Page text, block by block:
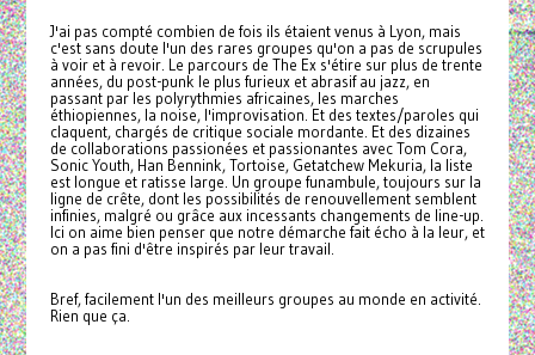
J'ai pas compté combien de fois ils étaient venus à Lyon, mais
c'est sans doute l'un des rares groupes qu'on a pas de scrupules
à voir et à revoir. Le parcours de The Ex s'étire sur plus de trente
années, du post-punk le plus furieux et abrasif au jazz, en
passant par les polyrythmies africaines, les marches
éthiopiennes, la noise, l'improvisation. Et des textes/paroles qui
claquent, chargés de critique sociale mordante. Et des dizaines
de collaborations passionées et passionantes avec Tom Cora,
Sonic Youth, Han Bennink, Tortoise, Getatchew Mekuria, la liste
est longue et ratisse large. Un groupe funambule, toujours sur la
ligne de crête, dont les possibilités de renouvellement semblent
infinies, malgré ou grâce aux incessants changements de line-up.
Ici on aime bien penser que notre démarche fait écho à la leur, et
on a pas fini d'être inspirés par leur travail.
Bref, facilement l'un des meilleurs groupes au monde en activité.
Rien que ça.